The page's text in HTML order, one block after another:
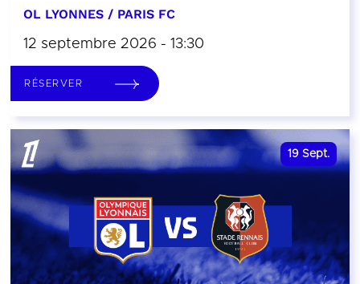
OL LYONNES / PARIS FC
12 septembre 2026 - 13:30
RÉSERVER
19 Sept.